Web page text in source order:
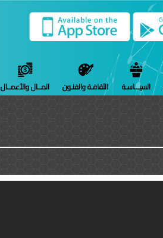
السيـــاسـة الثقافـة والفنـون المــال والأعمــال